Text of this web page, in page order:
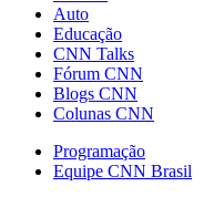
Auto
Educação
CNN Talks
Fórum CNN
Blogs CNN
Colunas CNN
Programação
Equipe CNN Brasil